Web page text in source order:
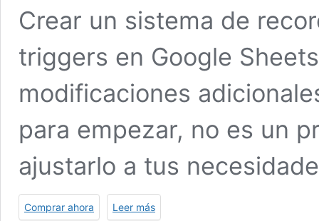
Crear un sistema de
triggers en Google
modificaciones
para empezar, no es un
ajustarlo a tus
Comprar ahora Leer más